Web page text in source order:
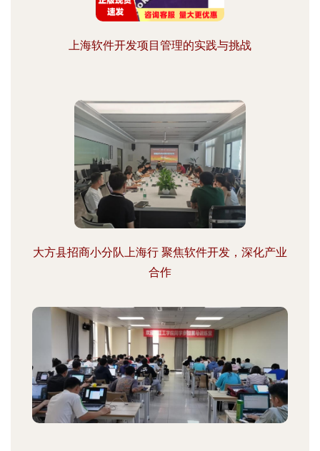
上海软件开发项目管理的实践与挑战
大方县招商小分队上海行 聚焦软件开发，深化产业
合作